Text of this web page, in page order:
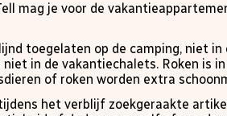
mag je voor de
toegelaten op de camping, niet
in de vakantiechalets. Roken is
of roken worden extra
het verblijf zoekgeraakte